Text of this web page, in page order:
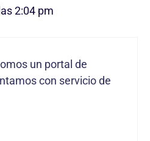
2:04 pm
un portal de
con servicio de